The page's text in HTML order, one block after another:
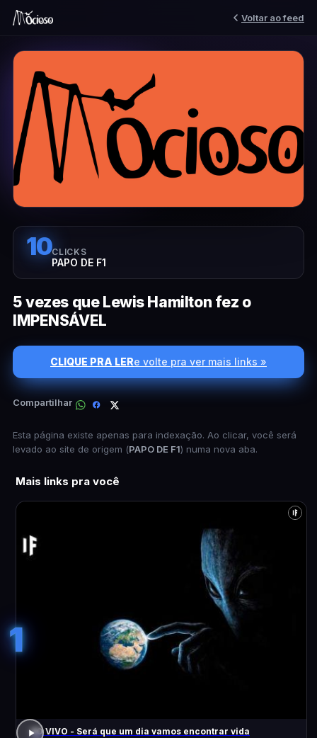
Voltar ao feed
10CLICKS
PAPO DE F1
5 vezes que Lewis Hamilton fez o
IMPENSÁVEL
CLIQUE PRA LERe volte pra ver mais links »
Compartilhar
Esta página existe apenas para indexação. Ao clicar, você será
levado ao site de origem (PAPO DE F1) numa nova aba.
Mais links pra você
1
AO VIVO - Será que um dia vamos encontrar vida